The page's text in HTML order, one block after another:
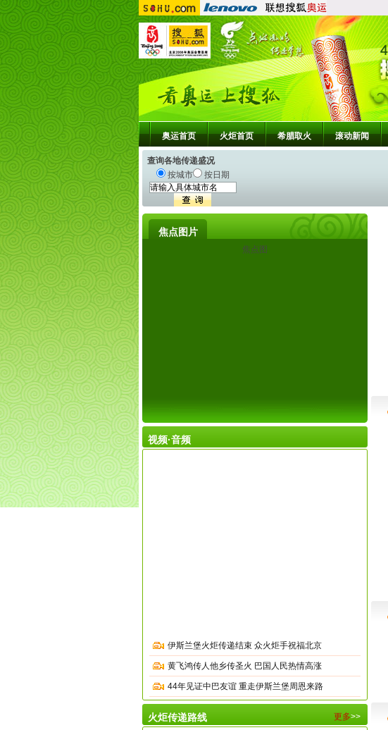
奥运首页 火炬首页 希腊取火 滚动新闻
查询各地传递盛况
按城市
按日期
焦点图片
焦点图
视频·音频
伊斯兰堡火炬传递结束 众火炬手祝福北京
黄飞鸿传人他乡传圣火 巴国人民热情高涨
44年见证中巴友谊 重走伊斯兰堡周恩来路
火炬传递路线 更多>>